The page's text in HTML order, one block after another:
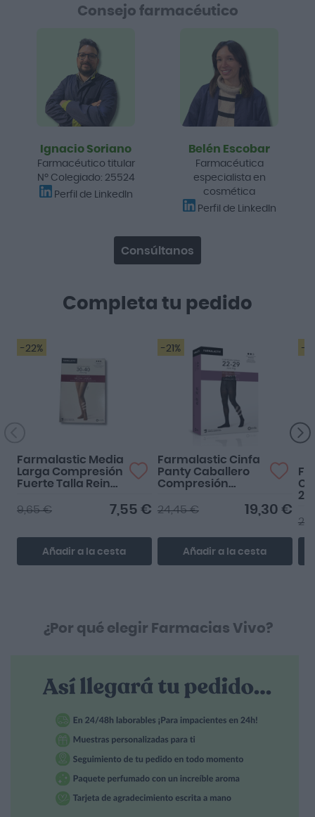
Completa tu pedido
-22%
Farmalastic Media
Larga Compresión
Fuerte Talla Reina
7,55 €
9,65 €
Añadir a la cesta
-21%
Farmalastic Cinfa
Panty Caballero
Compresión
Extragrande Color19,30 €
24,45 €
Añadir a la cesta
-
29
Consejo farmacéutico
Ignacio Soriano
Farmacéutico titular
Nº Colegiado: 25524
Perfil de LinkedIn
Belén Escobar
Farmacéutica
especialista en
cosmética
Perfil de LinkedIn
Consúltanos
¿Por qué elegir Farmacias Vivo?